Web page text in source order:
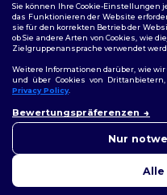
Allgemeine Geschäftsbedingungen
Datenschutzbestimmungen|
Folge uns
Sie können Ihre Cookie-Einstellungen
das Funktionieren der Website
sie für den korrekten Betrieb der
ob Sie andere Arten von Cookies, wie
Zielgruppenansprache verwendet
Weitere Informationen darüber, wie
und über Cookies von
Privacy Policy.
Bewertungspräferenzen
Nur
Alle